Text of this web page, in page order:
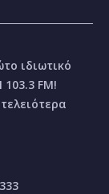
ιδιωτικό
FM!